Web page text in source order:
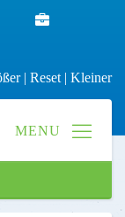
| Reset | Kleiner